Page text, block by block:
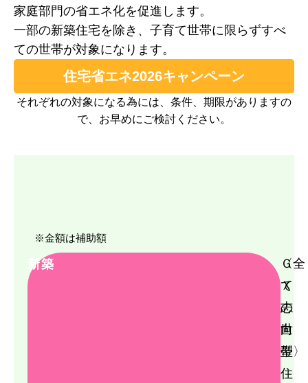
【住友林業】8月ご新居見学会
のご案内
7月25日・26日 丁寧な暮らし
を楽しめる平屋 完成見学会
8月8日・9日 【特別価格】2日
展示会
社員の家見学会 8月9日(日)～8
家庭部門の省エネ化を促進します。
一部の新築住宅を除き、子育て世帯に限らずすべ
ての世帯が対象になります。
住宅省エネ2026キャンペーン
それぞれの対象になる為には、条件、期限がありますの
で、お早めにご検討ください。
※金額は補助額
新築
〈全
て
の
世
帯〉
Ｇ
Ｘ
志
向
型
住